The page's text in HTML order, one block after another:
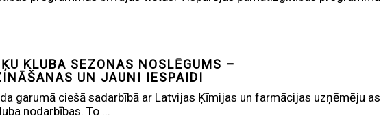
KLUBA SEZONAS NOSLĒGUMS –
UN JAUNI IESPAIDI
garumā ciešā sadarbībā ar Latvijas Ķīmijas un farmācijas uzņēmēju
nodarbības. To ...